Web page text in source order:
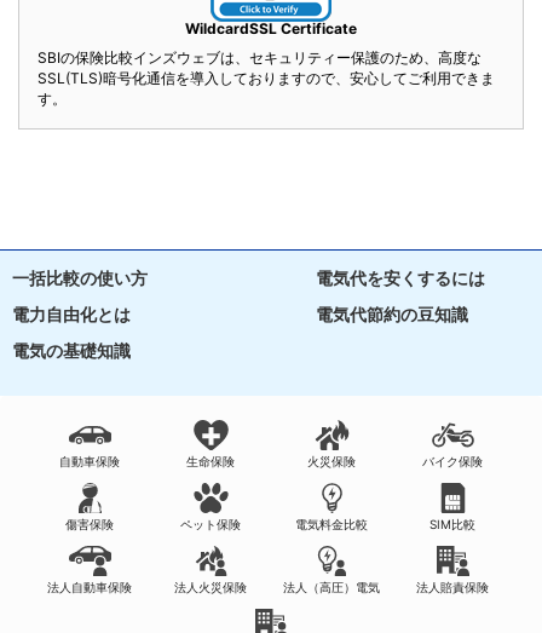
WildcardSSL Certificate
SBIの保険比較インズウェブは、セキュリティー保護のため、高度な
SSL(TLS)暗号化通信を導入しておりますので、安心してご利用できま
す。
一括比較の使い方
電気代を安くするには
電力自由化とは
電気代節約の豆知識
電気の基礎知識
自動車保険 生命保険 火災保険 バイク保険
傷害保険 ペット保険 電気料金比較 SIM比較
法人自動車保険 法人火災保険 法人（高圧）電気 法人賠責保険